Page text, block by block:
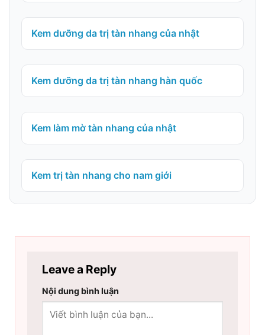
Kem dưỡng da trị tàn nhang của nhật
Kem dưỡng da trị tàn nhang hàn quốc
Kem làm mờ tàn nhang của nhật
Kem trị tàn nhang cho nam giới
Leave a Reply
Nội dung bình luận